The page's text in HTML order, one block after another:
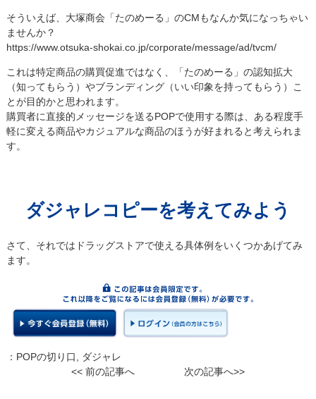
そういえば、大塚商会「たのめーる」のCMもなんか気になっちゃい
ませんか？
https://www.otsuka-shokai.co.jp/corporate/message/ad/tvcm/
これは特定商品の購買促進ではなく、「たのめーる」の認知拡大
（知ってもらう）やブランディング（いい印象を持ってもらう）こ
とが目的かと思われます。
購買者に直接的メッセージを送るPOPで使用する際は、ある程度手
軽に変える商品やカジュアルな商品のほうが好まれると考えられま
す。
ダジャレコピーを考えてみよう
さて、それではドラッグストアで使える具体例をいくつかあげてみ
ます。
： POPの切り口
ダジャレ
<< 前の記事へ
次の記事へ>>